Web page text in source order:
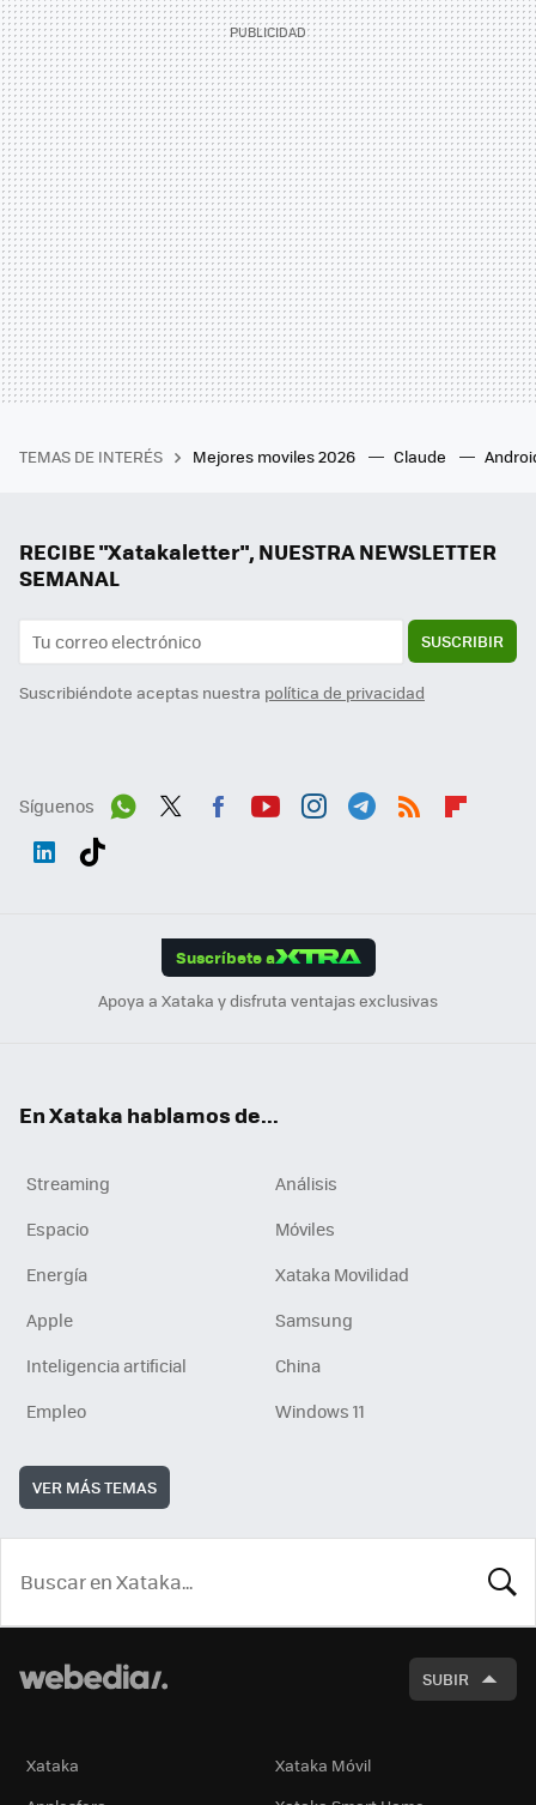
TEMAS DE INTERÉS Mejores moviles 2026 Claude
RECIBE "Xatakaletter", NUESTRA NEWSLETTER
SEMANAL
SUSCRIBIR
Suscribiéndote aceptas nuestra política de privacidad
Síguenos
Suscríbete a
Apoya a Xataka y disfruta ventajas exclusivas
En Xataka hablamos de...
Streaming
Análisis
Espacio
Móviles
Energía
Xataka Movilidad
Apple
Samsung
Inteligencia artificial
China
Empleo
Windows 11
VER MÁS TEMAS
SUBIR
Xataka
Xataka Móvil